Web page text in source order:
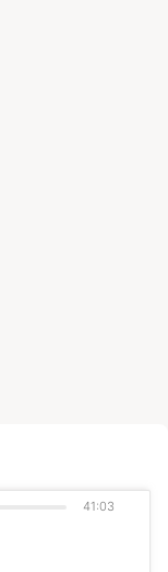
41:03